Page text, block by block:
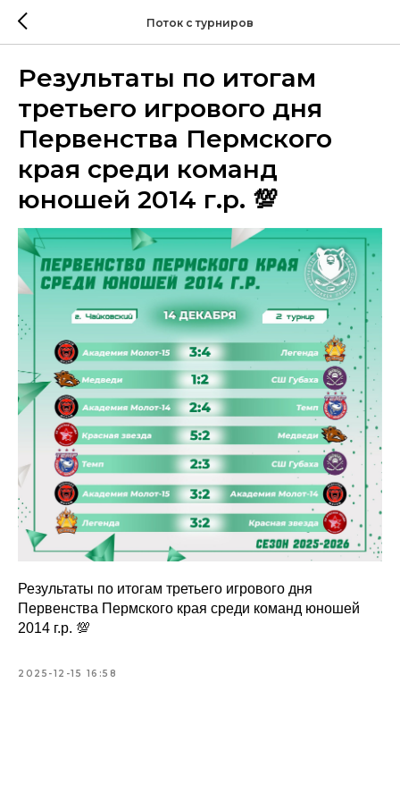
Поток с турниров
Результаты по итогам
третьего игрового дня
Первенства Пермского
края среди команд
юношей 2014 г.р. 💯
Результаты по итогам третьего игрового дня
Первенства Пермского края среди команд юношей
2014 г.р. 💯
2025-12-15 16:58